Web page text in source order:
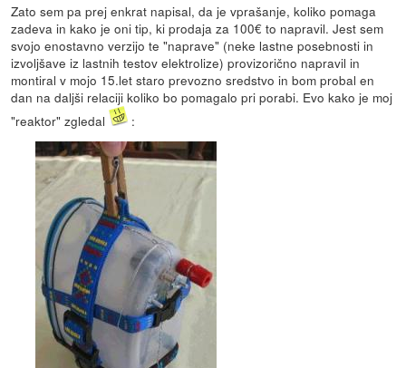
Zato sem pa prej enkrat napisal, da je vprašanje, koliko pomaga
zadeva in kako je oni tip, ki prodaja za 100€ to napravil. Jest sem
svojo enostavno verzijo te "naprave" (neke lastne posebnosti in
izvoljšave iz lastnih testov elektrolize) provizorično napravil in
montiral v mojo 15.let staro prevozno sredstvo in bom probal en
dan na daljši relaciji koliko bo pomagalo pri porabi. Evo kako je moj
"reaktor" zgledal
: